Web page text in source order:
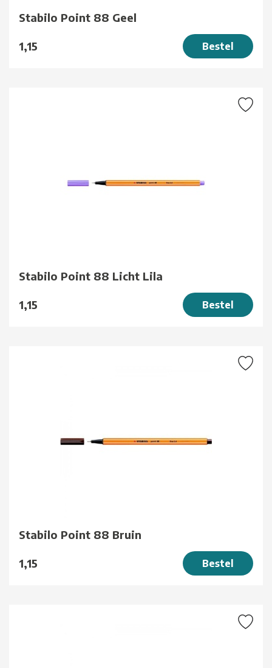
Stabilo Point 88 Geel
1,15 Bestel
Stabilo Point 88 Licht Lila
1,15 Bestel
Stabilo Point 88 Bruin
1,15 Bestel